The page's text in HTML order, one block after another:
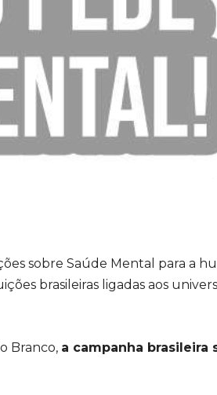
sobre Saúde Mental para a
brasileiras ligadas aos
Branco, a campanha brasileira